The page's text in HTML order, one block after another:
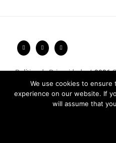
Política de Privacidade
2026 ©
made byUnpxl.
We use cookies to
experience on our website. If
will assume that